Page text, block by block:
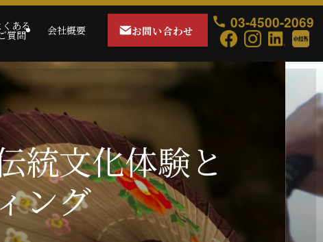
くある
質問 会社概要 お問い合わせ 03-4500-2069
統文化体験と
ング